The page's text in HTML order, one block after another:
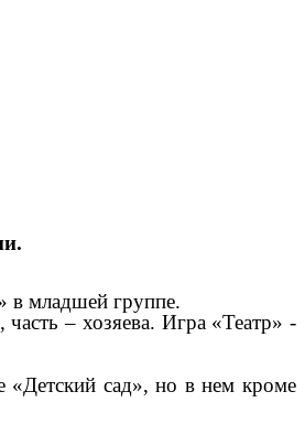
в младшей группе.
– хозяева. Игра «Театр» -
«Детский сад», но в нем кроме